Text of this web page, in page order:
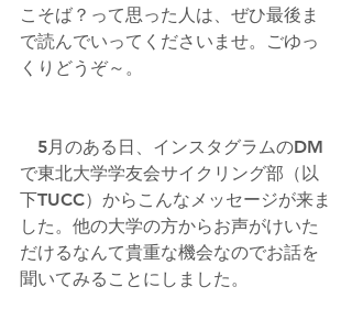
こそば？って思った人は、ぜひ最後ま
で読んでいってくださいませ。ごゆっ
くりどうぞ～。
5月のある日、インスタグラムのDM
で東北大学学友会サイクリング部（以
下TUCC）からこんなメッセージが来ま
した。他の大学の方からお声がけいた
だけるなんて貴重な機会なのでお話を
聞いてみることにしました。